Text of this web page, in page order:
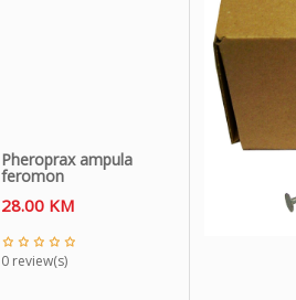
Pheroprax ampula
feromon
28.00 KM
0 review(s)